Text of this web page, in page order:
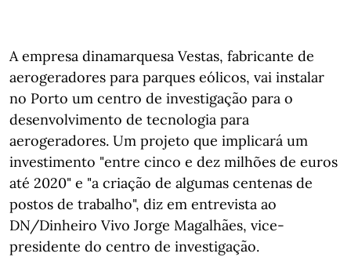
A empresa dinamarquesa Vestas, fabricante de
aerogeradores para parques eólicos, vai instalar
no Porto um centro de investigação para o
desenvolvimento de tecnologia para
aerogeradores. Um projeto que implicará um
investimento "entre cinco e dez milhões de euros
até 2020" e "a criação de algumas centenas de
postos de trabalho", diz em entrevista ao
DN/Dinheiro Vivo Jorge Magalhães, vice-
presidente do centro de investigação.